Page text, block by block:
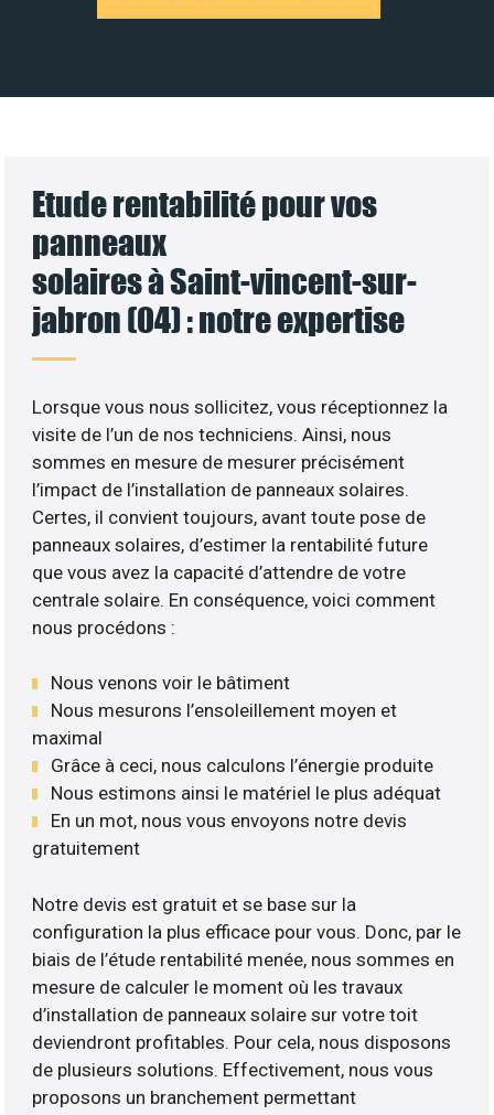
Etude rentabilité pour vos
panneaux
solaires à Saint-vincent-sur-
jabron (04) : notre expertise
Lorsque vous nous sollicitez, vous réceptionnez la
visite de l’un de nos techniciens. Ainsi, nous
sommes en mesure de mesurer précisément
l’impact de l’installation de panneaux solaires.
Certes, il convient toujours, avant toute pose de
panneaux solaires, d’estimer la rentabilité future
que vous avez la capacité d’attendre de votre
centrale solaire. En conséquence, voici comment
nous procédons :
Nous venons voir le bâtiment
Nous mesurons l’ensoleillement moyen et
maximal
Grâce à ceci, nous calculons l’énergie produite
Nous estimons ainsi le matériel le plus adéquat
En un mot, nous vous envoyons notre devis
gratuitement
Notre devis est gratuit et se base sur la
configuration la plus efficace pour vous. Donc, par le
biais de l’étude rentabilité menée, nous sommes en
mesure de calculer le moment où les travaux
d’installation de panneaux solaire sur votre toit
deviendront profitables. Pour cela, nous disposons
de plusieurs solutions. Effectivement, nous vous
proposons un branchement permettant